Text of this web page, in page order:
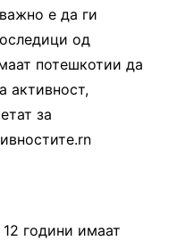
е да ги
од
потешкотии да
активност,
за
години имаат